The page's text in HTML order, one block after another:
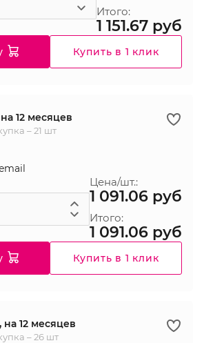
Итого:
1 151.67 руб
Купить в 1 клик
12 месяцев
– 21 шт
Цена/шт.:
1 091.06 руб
Итого:
1 091.06 руб
Купить в 1 клик
12 месяцев
– 26 шт